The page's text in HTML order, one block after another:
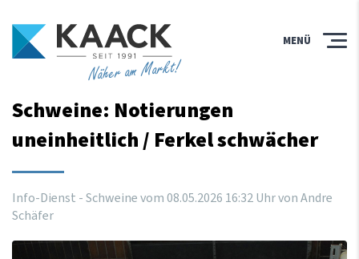
Näher am Markt!
MENÜ
Schweine: Notierungen
uneinheitlich / Ferkel schwächer
Info-Dienst - Schweine vom08.05.2026 16:32Uhrvon Andre
Schäfer